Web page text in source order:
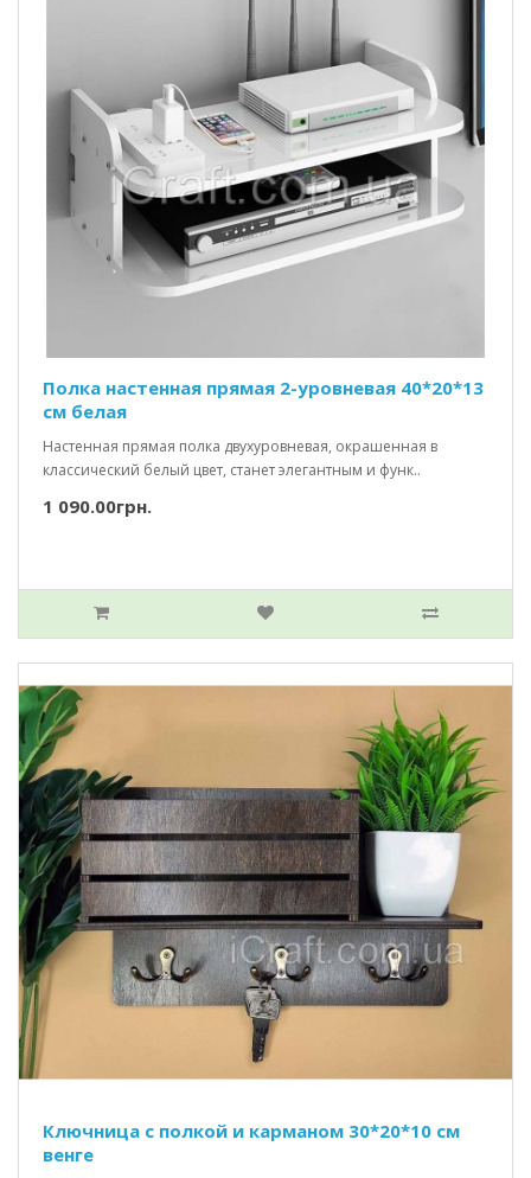
Полка настенная прямая 2-уровневая 40*20*13
см белая
Настенная прямая полка двухуровневая, окрашенная в
классический белый цвет, станет элегантным и функ..
1 090.00грн.
Ключница с полкой и карманом 30*20*10 см
венге